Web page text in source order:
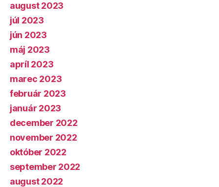
august 2023
júl 2023
jún 2023
máj 2023
apríl 2023
marec 2023
február 2023
január 2023
december 2022
november 2022
október 2022
september 2022
august 2022